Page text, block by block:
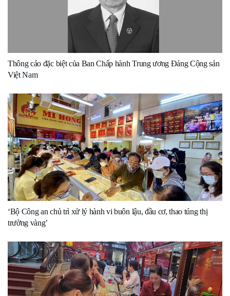
Thông cáo đặc biệt của Ban Chấp hành Trung ương Đảng Cộng sản
Việt Nam
‘Bộ Công an chủ trì xử lý hành vi buôn lậu, đầu cơ, thao túng thị
trường vàng’